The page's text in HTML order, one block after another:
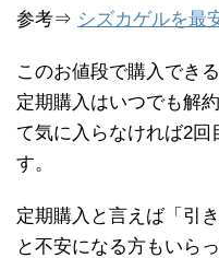
参考⇒ シズカゲルを最
このお値段で購入でき
定期購入はいつでも解
て気に入らなければ2
す。
定期購入と言えば「引
と不安になる方もいら